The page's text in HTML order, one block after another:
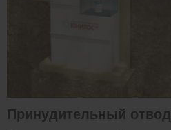
Принудительный отвод